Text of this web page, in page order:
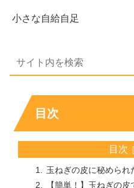
小さな自給自足
目次
目次
玉ねぎの皮に秘められ
【簡単！】玉ねぎの